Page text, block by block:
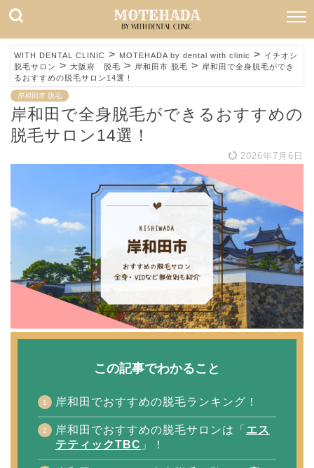
WITH DENTAL CLINIC > MOTEHADA by dental with clinic > イチオシ
脱毛サロン > 大阪府 脱毛 > 岸和田市 脱毛 >
岸和田で全身脱毛ができ
るおすすめの脱毛サロン14選！
岸和田市 脱毛
岸和田で全身脱毛ができるおすすめの
脱毛サロン14選！
2026年7月6日
この記事でわかること
岸和田でおすすめの脱毛ランキング！
岸和田でおすすめの脱毛サロンは「 エス
テティックTBC 」！